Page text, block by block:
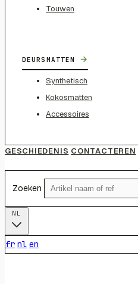
Touwen
DEURSMATTEN →
Synthetisch
Kokosmatten
Accessoires
GESCHIEDENIS CONTACTEREN
Zoeken
fr nl en